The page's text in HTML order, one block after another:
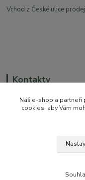
Vchod z České ulice
Kontakty
sales@prokytky.cz
Náš e-shop a partneři
cookies, aby Vám